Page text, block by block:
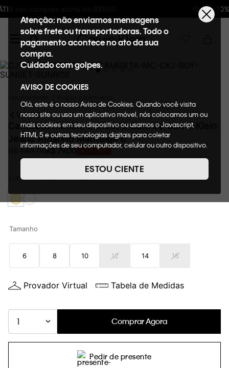
Ganhe 10% de GIFTBACK em todas as compras
Atenção: não enviamos mensagens
sobre frete ou transportadoras. Todo o
pagamento acontece no ato da sua
compra.
Cuidado com golpes.
AVISO DE COOKIES
Olá, este é o nosso Aviso de Cookies. Quando você visita
nosso site ou usa um aplicativo móvel, nós colocamos um ou
mais cookies em seu dispositivo ou usamos o Javascript,
HTML 5 e outras tecnologias digitais para coletar
informações de seu computador, celular ou outro dispositivo.
de cookies, informaremos quais cookies usaremos e quais
suas funções. A forma como processamos os dados
nosso Aviso de Privacidade. Quando você visita nosso site,
consideraremos isso como sua solicitação específica para
entre outros, a capacidade de comprar um item em nossa
Cookies acesse o link.
ESTOU CIENTE
VOLTAR
Camiseta Menino Sunset & Sunrise Calvin Klein
Jeans Amarelo Manteiga 6
149,00R$79,00 OFF
CorAMARELO MANTEIGA
Tamanho
6 8 10 12 14 16
Provador Virtual Tabela de Medidas
1 Comprar Agora
Pedir de presente